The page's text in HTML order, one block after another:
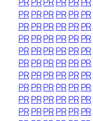
PRPRPRPRPR PR
PRPRPRPRPR PR
PRPRPRPRPR PR
PRPRPRPRPR PR
PRPRPRPRPR PR
PRPRPRPRPR PR
PRPRPRPRPR PR
PRPRPRPRPR PR
PRPRPRPRPR PR